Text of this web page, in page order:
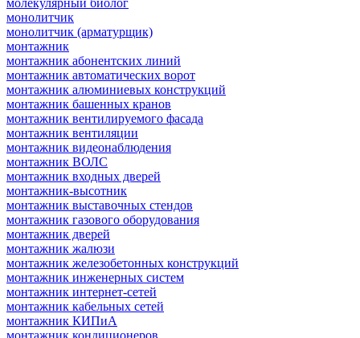
монолитчик
монолитчик (арматурщик)
монтажник
монтажник абонентских линий
монтажник автоматических ворот
монтажник алюминиевых конструкций
монтажник башенных кранов
монтажник вентилируемого фасада
монтажник вентиляции
монтажник видеонаблюдения
монтажник ВОЛС
монтажник входных дверей
монтажник-высотник
монтажник выставочных стендов
монтажник газового оборудования
монтажник дверей
монтажник жалюзи
монтажник железобетонных конструкций
монтажник инженерных систем
монтажник интернет-сетей
монтажник кабельных сетей
монтажник КИПиА
монтажник кондиционеров